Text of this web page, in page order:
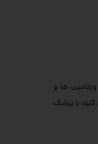
ها و
با پزشک